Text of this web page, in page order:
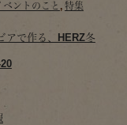
ベントのこと , 特集
アで作る、HERZ冬